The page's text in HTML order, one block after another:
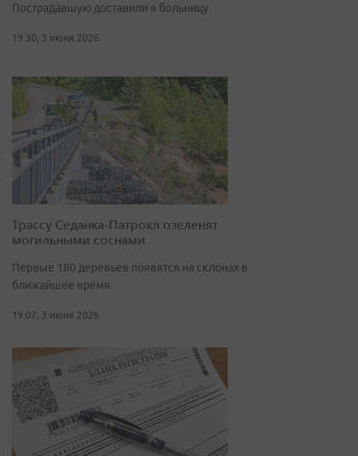
Пострадавшую доставили в больницу.
19:30, 3 июня 2026
Трассу Седанка-Патрокл озеленят
могильными соснами
Первые 180 деревьев появятся на склонах в
ближайшее время.
19:07, 3 июня 2026